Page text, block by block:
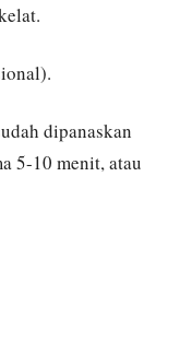
dipanaskan
5-10 menit, atau